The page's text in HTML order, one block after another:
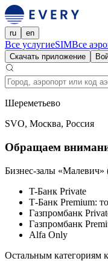
ru en
Все услугиeSIMВсе
Скачать приложение
Шереметьево
SVO, Москва, Россия
Обращаем
Бизнес-залы «Малевич»
T-Банк Private
Т-Банк Premium:
Газпромбанк
Газпромбанк
Alfa Only
Остальным категориям